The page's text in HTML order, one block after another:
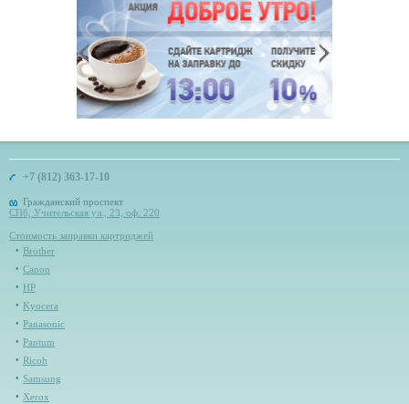
+7 (812) 363-17-10
Гражданский проспект
СПб, Учительская ул., 23, оф. 220
Стоимость заправки картриджей
Brother
Canon
HP
Kyocera
Panasonic
Pantum
Ricoh
Samsung
Xerox